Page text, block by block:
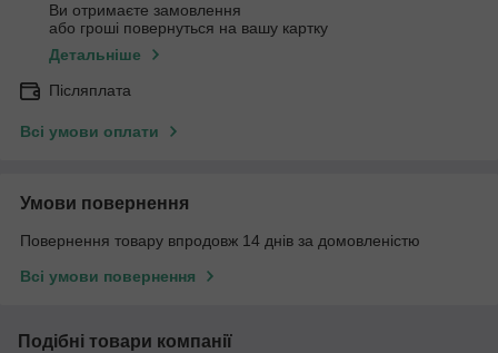
Ви отримаєте замовлення
або гроші повернуться на вашу картку
Детальніше
Післяплата
Всі умови оплати
Умови повернення
Повернення товару впродовж 14 днів за домовленістю
Всі умови повернення
Подібні товари компанії